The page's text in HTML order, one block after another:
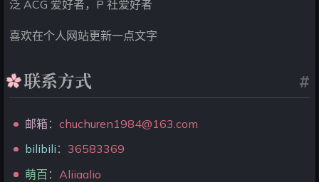
泛 ACG 爱好者，P 社爱好者
喜欢在个人网站更新一点文字
#
联系方式
邮箱：chuchuren1984@163.com
bilibili ：36583369
萌百 ： Aliiaalio